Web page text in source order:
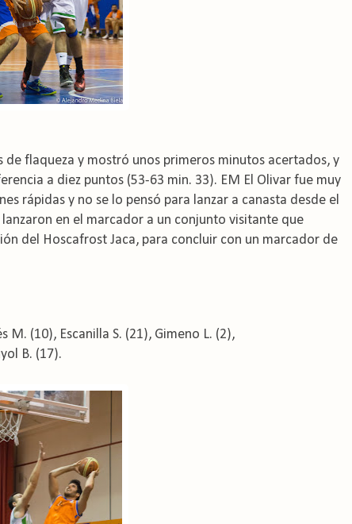
flaqueza y mostró unos primeros minutos acertados, y
a diez puntos (53-63 min. 33). EM El Olivar fue muy
rápidas y no se lo pensó para lanzar a canasta desde el
en el marcador a un conjunto visitante que
del Hoscafrost Jaca, para concluir con un marcador de
M. (10), Escanilla S. (21), Gimeno L. (2),
B. (17).